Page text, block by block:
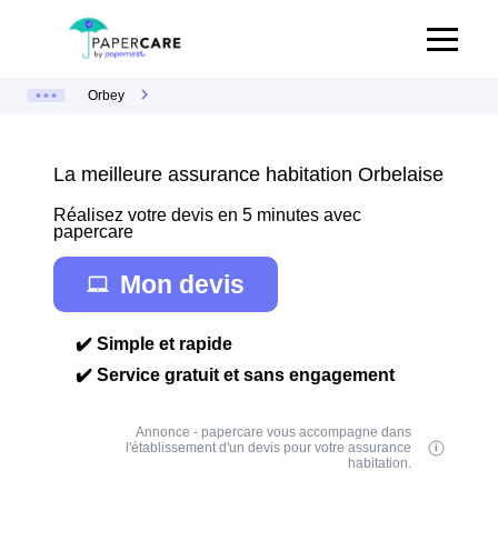
Orbey
La meilleure assurance habitation Orbelaise
Réalisez votre devis en 5 minutes avec
papercare
Mon devis
✔️ Simple et rapide
✔️ Service gratuit et sans engagement
Annonce - papercare vous accompagne dans
l'établissement d'un devis pour votre assurance
habitation.